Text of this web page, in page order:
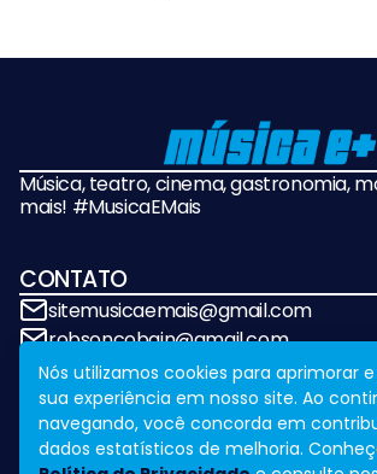
Música, teatro, cinema, gastronomia,
mais! #MusicaEMais
CONTATO
sitemusicaemais@gmail.com
robsoncobain@gmail.com
REDES SOCIAIS
Nós utilizamos cookies para aprimorar
sua experiência em nosso site. Ao
navegando, você concorda em
dados estatísticos de melhoria.